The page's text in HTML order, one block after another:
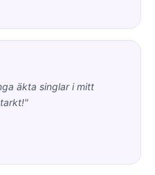
äkta singlar i mitt